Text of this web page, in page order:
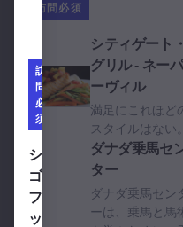
82
デュページ・コンベン
シカゴから西に20
所に位置し、絵の
トリート、伝説的
訪問必須
シティゲート・
グリル - ネーパ
ーヴィル
満足にこれほど
スタイルはない。
CityGateグリル - ネー
ダナダ乗馬セ
ター
ダナダ乗馬セン
ーは、乗馬と馬
ダナダ乗馬センターを見
ンエ
ルリ
ン、
ウィ
ート
訪
ント
訪
問
必
須
シカ
ゴ・
ファ
ッシ
シカゴのファッション